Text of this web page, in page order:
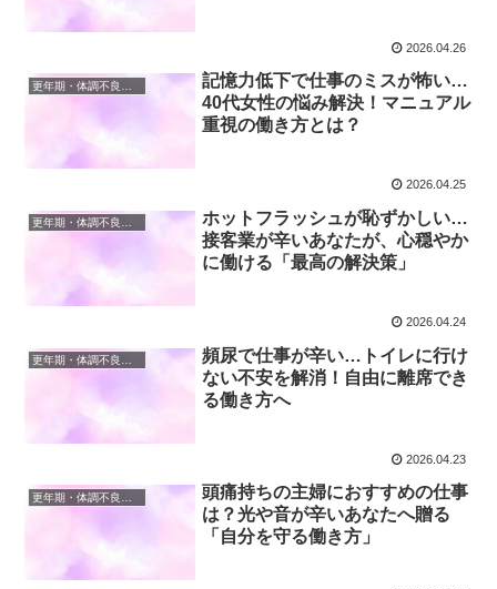
2026.04.26
記憶力低下で仕事のミスが怖い…
40代女性の悩み解決！マニュアル
重視の働き方とは？
2026.04.25
更年期・体調不良と仕事の両立
ホットフラッシュが恥ずかしい…
接客業が辛いあなたが、心穏やか
に働ける「最高の解決策」
2026.04.24
頻尿で仕事が辛い…トイレに行け
ない不安を解消！自由に離席でき
る働き方へ
2026.04.23
頭痛持ちの主婦におすすめの仕事
は？光や音が辛いあなたへ贈る
「自分を守る働き方」